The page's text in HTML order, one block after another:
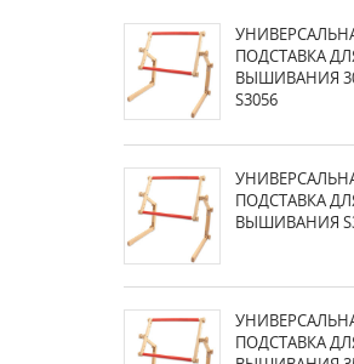
ПОДСТАВКА
ВЫШИВАНИЯ
S3056
ПОДСТАВКА
ВЫШИВАНИЯ
ПОДСТАВКА